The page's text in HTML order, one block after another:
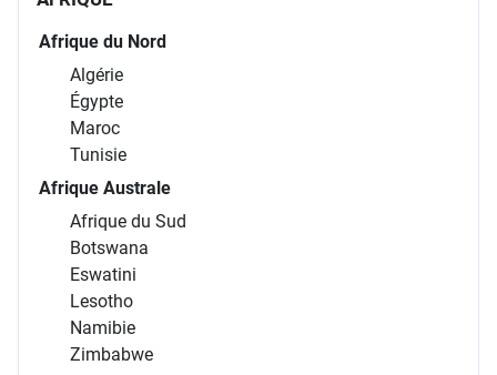
Afrique du Nord
Algérie
Égypte
Maroc
Tunisie
Afrique Australe
Afrique du Sud
Botswana
Eswatini
Lesotho
Namibie
Zimbabwe